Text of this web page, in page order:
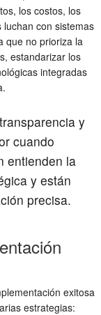
los costos, los
con sistemas
que no prioriza la
estandarizar los
integradas
y
cuando
entienden la
y están
precisa.
exitosa
estrategias: